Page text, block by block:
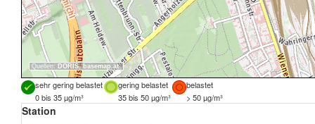
Quellen: DORIS, basemap.at
sehr gering belastet gering belastet
belastet
0 bis 35 µg/m³
35 bis 50 µg/m³ > 50 µg/m³
Station